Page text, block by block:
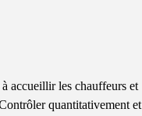
accueillir les chauffeurs et
quantitativement et